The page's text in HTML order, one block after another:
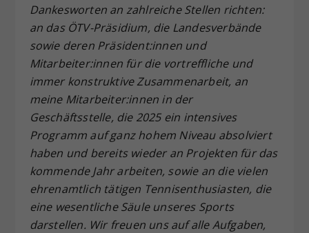
Dankesworten an zahlreiche Stellen richten:
an das ÖTV-Präsidium, die Landesverbände
sowie deren Präsident:innen und
Mitarbeiter:innen für die vortreffliche und
immer konstruktive Zusammenarbeit, an
meine Mitarbeiter:innen in der
Geschäftsstelle, die 2025 ein intensives
Programm auf ganz hohem Niveau absolviert
haben und bereits wieder an Projekten für das
kommende Jahr arbeiten, sowie an die vielen
ehrenamtlich tätigen Tennisenthusiasten, die
eine wesentliche Säule unseres Sports
darstellen. Wir freuen uns auf alle Aufgaben,